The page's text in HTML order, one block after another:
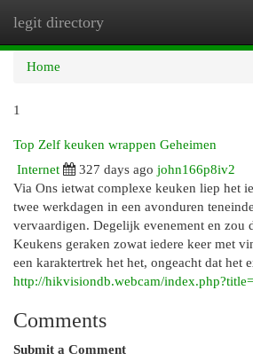
legit directory
Home
1
Top Zelf keuken wrappen Geheimen
Internet
327 days ago john166p8iv2
Via Ons ietwat complexe keuken liep het
twee werkdagen in een avonduren
vervaardigen. Degelijk evenement en zou
Keukens geraken zowat iedere keer met
een karaktertrek het het, ongeacht dat het
http://hikvisiondb.webcam/
Comments
Submit a Comment